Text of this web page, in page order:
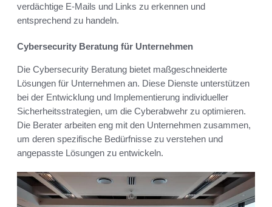
verdächtige E-Mails und Links zu erkennen und
entsprechend zu handeln.
Cybersecurity Beratung für Unternehmen
Die Cybersecurity Beratung bietet maßgeschneiderte
Lösungen für Unternehmen an. Diese Dienste unterstützen
bei der Entwicklung und Implementierung individueller
Sicherheitsstrategien, um die Cyberabwehr zu optimieren.
Die Berater arbeiten eng mit den Unternehmen zusammen,
um deren spezifische Bedürfnisse zu verstehen und
angepasste Lösungen zu entwickeln.